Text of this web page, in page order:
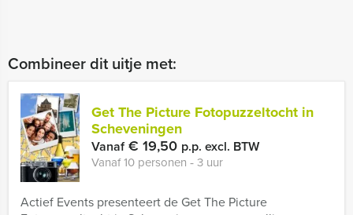
Combineer dit uitje met:
Get The Picture Fotopuzzeltocht in
Scheveningen
Vanaf€ 19,50 p.p. excl. BTW
Vanaf 10 personen ‐ 3 uur
Actief Events presenteert de Get The Picture